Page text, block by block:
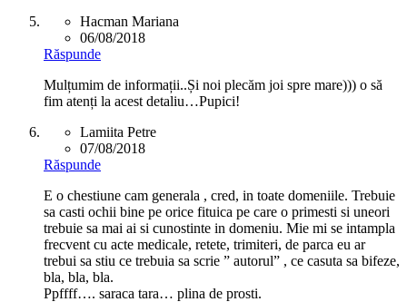
Hacman Mariana
06/08/2018
Răspunde
Mulțumim de informații..Și noi plecăm joi spre mare))) o să
fim atenți la acest detaliu…Pupici!
Lamiita Petre
07/08/2018
Răspunde
E o chestiune cam generala , cred, in toate domeniile. Trebuie
sa casti ochii bine pe orice fituica pe care o primesti si uneori
trebuie sa mai ai si cunostinte in domeniu. Mie mi se intampla
frecvent cu acte medicale, retete, trimiteri, de parca eu ar
trebui sa stiu ce trebuia sa scrie ” autorul” , ce casuta sa bifeze,
bla, bla, bla.
Ppffff…. saraca tara… plina de prosti.